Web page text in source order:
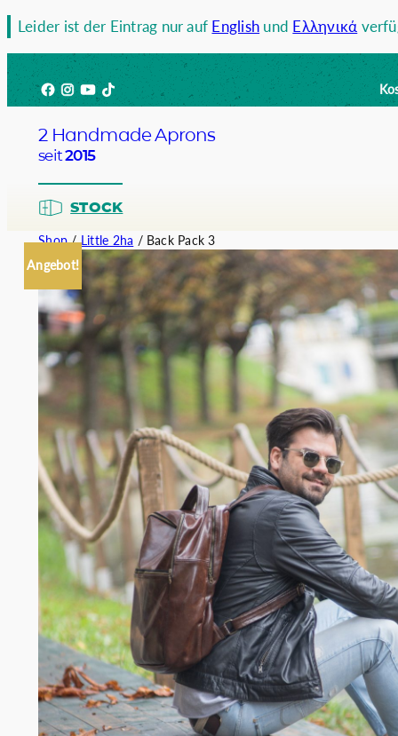
Zum
springen
Leider ist der Eintrag nur auf English und Ελληνικά
Facebook
Instagram
YouTube
TikTok
2 Handmade Aprons
seit2015
STOCK
Barista
Kellner
Somelie
Shop/Little 2ha / Back Pack 3
Angebot!